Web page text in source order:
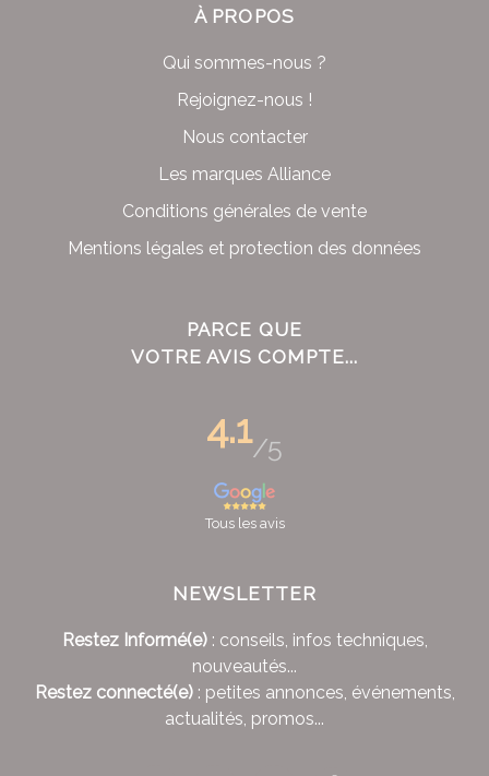
À PROPOS
Qui sommes-nous ?
Rejoignez-nous !
Nous contacter
Les marques Alliance
Conditions générales de vente
Mentions légales et protection des données
PARCE QUE
VOTRE AVIS COMPTE...
4.1/5
Tous les avis
NEWSLETTER
Restez Informé(e): conseils, infos techniques,
nouveautés...
Restez connecté(e): petites annonces, événements,
actualités, promos...